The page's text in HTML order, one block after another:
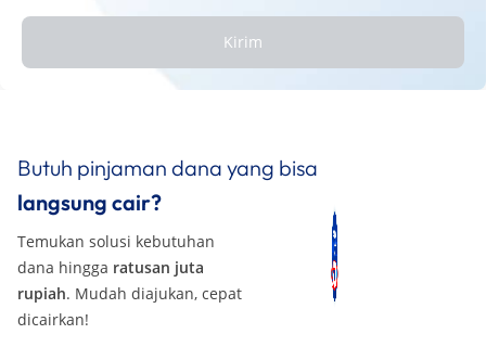
Kirim
Butuh pinjaman dana yang bisa
langsung cair?
Temukan solusi kebutuhan
dana hingga ratusan juta
rupiah. Mudah diajukan, cepat
dicairkan!